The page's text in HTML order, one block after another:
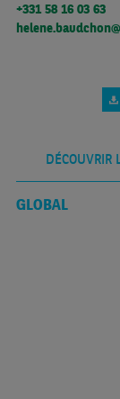
+331 58 16 03 63
DÉCOUVRIR
GLOBAL